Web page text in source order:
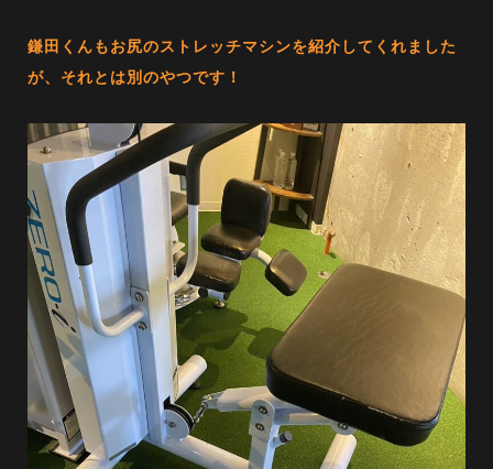
鎌田くんもお尻のストレッチマシンを紹介してくれました
が、それとは別のやつです！